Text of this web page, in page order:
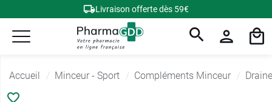
Livraison offerte dès 59€
Accueil Minceur - Sport Compléments Minceur